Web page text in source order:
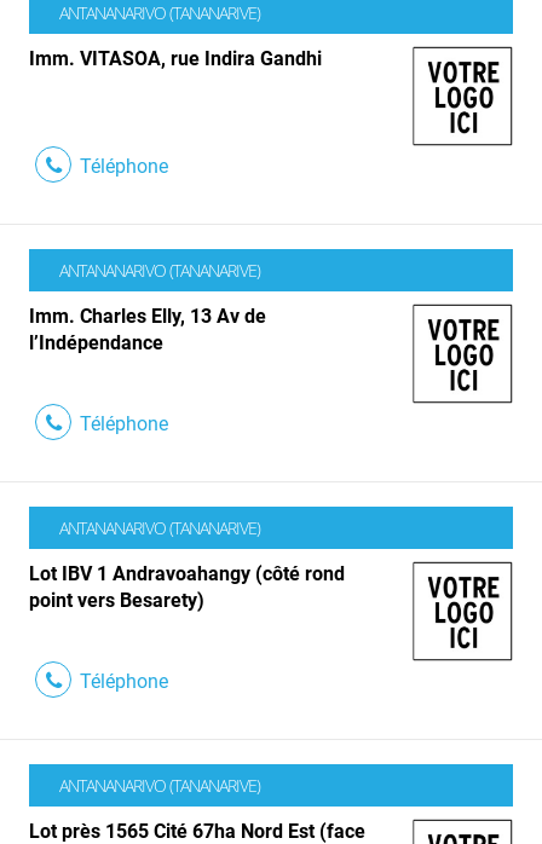
ANTANANARIVO (TANANARIVE)
Imm. VITASOA, rue Indira Gandhi
Téléphone
ANTANANARIVO (TANANARIVE)
Imm. Charles Elly, 13 Av de
l’Indépendance
Téléphone
ANTANANARIVO (TANANARIVE)
Lot IBV 1 Andravoahangy (côté rond
point vers Besarety)
Téléphone
ANTANANARIVO (TANANARIVE)
Lot près 1565 Cité 67ha Nord Est (face